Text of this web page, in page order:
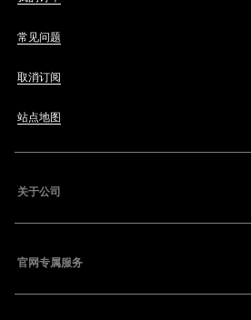
常见问题
取消订阅
站点地图
关于公司
官网专属服务